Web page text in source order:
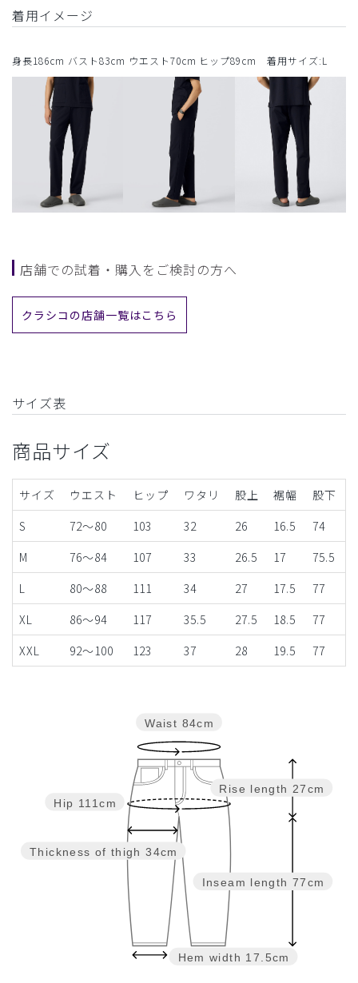
着用イメージ
身長186cm バスト83cm ウエスト70cm ヒップ89cm 着用サイズ:L
店舗での試着・購入をご検討の方へ
クラシコの店舗一覧はこちら
サイズ表
商品サイズ
サイズ ウエスト ヒップ ワタリ 股上 裾幅
股下
S
72～80 103 32 26 16.5
74
M
76～84 107 33 26.5 17
75.5
L
80～88 111 34 27 17.5
77
XL
86～94 117 35.5 27.5 18.5
77
XXL
92～100 123 37 28 19.5 77
Inseam length 77cm
Rise length 27cm
Hem width 17.5cm
Thickness of thigh 34cm
Hip 111cm
Waist 84cm